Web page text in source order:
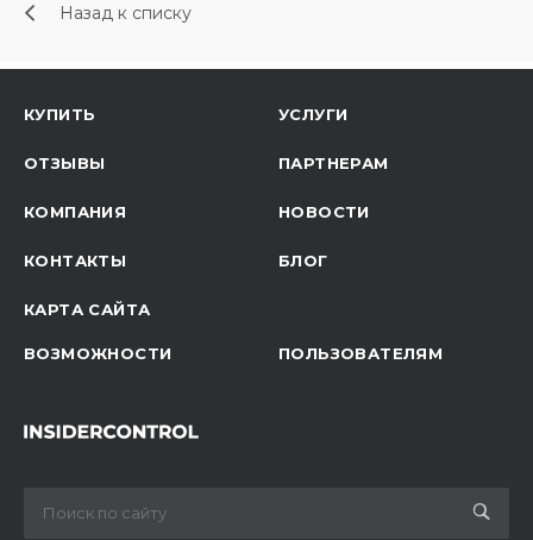
Назад к списку
КУПИТЬ УСЛУГИ
ОТЗЫВЫ ПАРТНЕРАМ
КОМПАНИЯ НОВОСТИ
КОНТАКТЫ БЛОГ
КАРТА САЙТА
ВОЗМОЖНОСТИ ПОЛЬЗОВАТЕЛЯМ